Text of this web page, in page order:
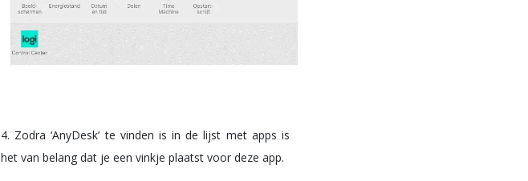
4. Zodra ‘AnyDesk’ te vinden is in de lijst met apps is
het van belang dat je een vinkje plaatst voor deze app.